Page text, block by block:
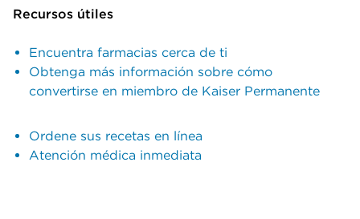
Recursos útiles
Encuentra farmacias cerca de ti
Obtenga más información sobre cómo
convertirse en miembro de Kaiser Permanente
Ordene sus recetas en línea
Atención médica inmediata